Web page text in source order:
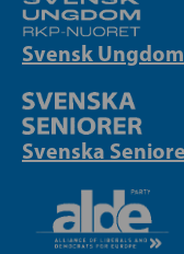
Svensk Ungdom
Svenska